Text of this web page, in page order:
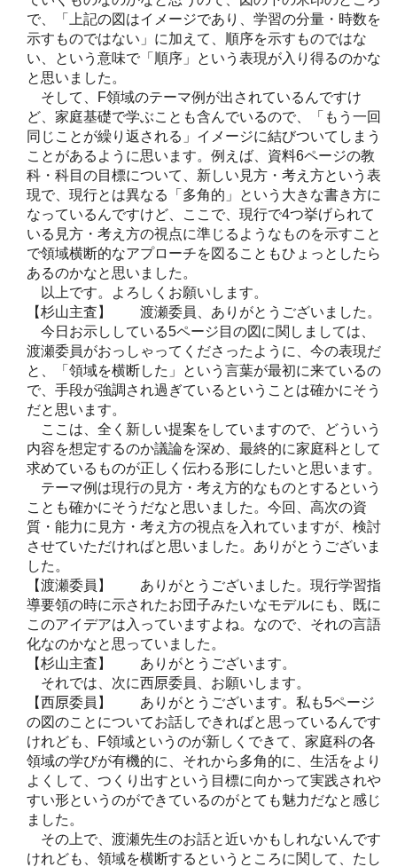
で、「上記の図はイメージであり、学習の分量・時数を
示すものではない」に加えて、順序を示すものではな
い、という意味で「順序」という表現が入り得るのかな
と思いました。
そして、F領域のテーマ例が出されているんですけ
ど、家庭基礎で学ぶことも含んでいるので、「もう一回
同じことが繰り返される」イメージに結びついてしまう
ことがあるように思います。例えば、資料6ページの教
科・科目の目標について、新しい見方・考え方という表
現で、現行とは異なる「多角的」という大きな書き方に
なっているんですけど、ここで、現行で4つ挙げられて
いる見方・考え方の視点に準じるようなものを示すこと
で領域横断的なアプローチを図ることもひょっとしたら
あるのかなと思いました。
以上です。よろしくお願いします。
【杉山主査】 渡瀬委員、ありがとうございました。
今日お示ししている5ページ目の図に関しましては、
渡瀬委員がおっしゃってくださったように、今の表現だ
と、「領域を横断した」という言葉が最初に来ているの
で、手段が強調され過ぎているということは確かにそう
だと思います。
ここは、全く新しい提案をしていますので、どういう
内容を想定するのか議論を深め、最終的に家庭科として
求めているものが正しく伝わる形にしたいと思います。
テーマ例は現行の見方・考え方的なものとするという
ことも確かにそうだなと思いました。今回、高次の資
質・能力に見方・考え方の視点を入れていますが、検討
させていただければと思いました。ありがとうございま
した。
【渡瀬委員】 ありがとうございました。現行学習指
導要領の時に示されたお団子みたいなモデルにも、既に
このアイデアは入っていますよね。なので、それの言語
化なのかなと思っていました。
【杉山主査】 ありがとうございます。
それでは、次に西𠩤委員、お願いします。
【西𠩤委員】 ありがとうございます。私も5ページ
の図のことについてお話しできればと思っているんです
けれども、F領域というのが新しくできて、家庭科の各
領域の学びが有機的に、それから多角的に、生活をより
よくして、つくり出すという目標に向かって実践されや
すい形というのができているのがとても魅力だなと感じ
ました。
その上で、渡瀬先生のお話と近いかもしれないんです
けれども、領域を横断するというところに関して、たし